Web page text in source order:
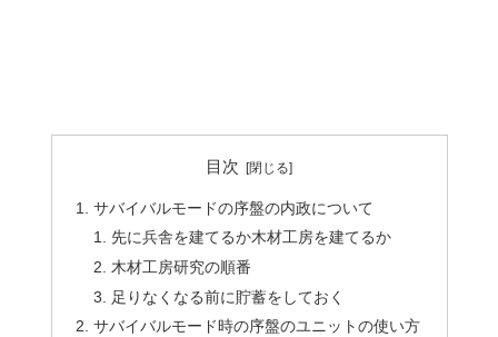
目次
サバイバルモードの序盤の内政について
先に兵舎を建てるか木材工房を建てるか
木材工房研究の順番
足りなくなる前に貯蓄をしておく
サバイバルモード時の序盤のユニットの使い方